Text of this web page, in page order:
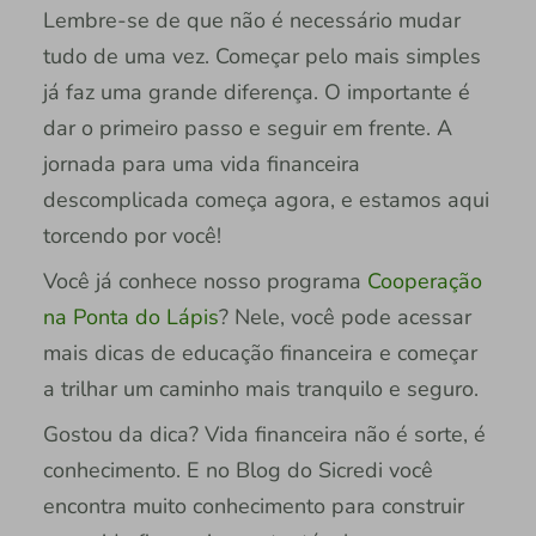
Lembre-se de que não é necessário mudar
tudo de uma vez. Começar pelo mais simples
já faz uma grande diferença. O importante é
dar o primeiro passo e seguir em frente. A
jornada para uma vida financeira
descomplicada começa agora, e estamos aqui
torcendo por você!
Você já conhece nosso programa Cooperação
na Ponta do Lápis? Nele, você pode acessar
mais dicas de educação financeira e começar
a trilhar um caminho mais tranquilo e seguro.
Gostou da dica? Vida financeira não é sorte, é
conhecimento. E no Blog do Sicredi você
encontra muito conhecimento para construir